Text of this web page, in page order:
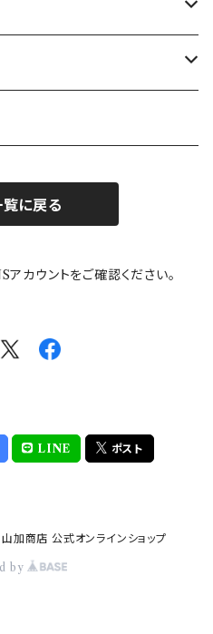
ちゃん
レイ)
)
bird
ニング)
に戻る
カウントをご確認ください。
LINE ポスト
商店 公式オンラインショップ
by